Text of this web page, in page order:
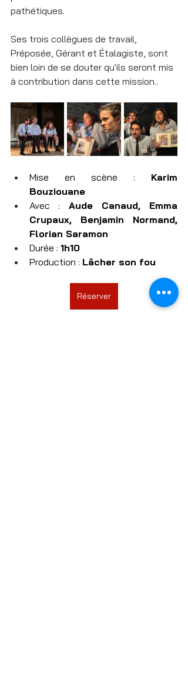
pathétiques.
Ses trois collègues de travail,
Préposée, Gérant et Étalagiste, sont
bien loin de se douter qu'ils seront mis
à contribution dans cette mission..
Mise en scène : Karim
Bouziouane
Avec : Aude Canaud, Emma
Crupaux, Benjamin Normand,
Florian Saramon
Durée : 1h10
Production : Lâcher son fou
Réserver